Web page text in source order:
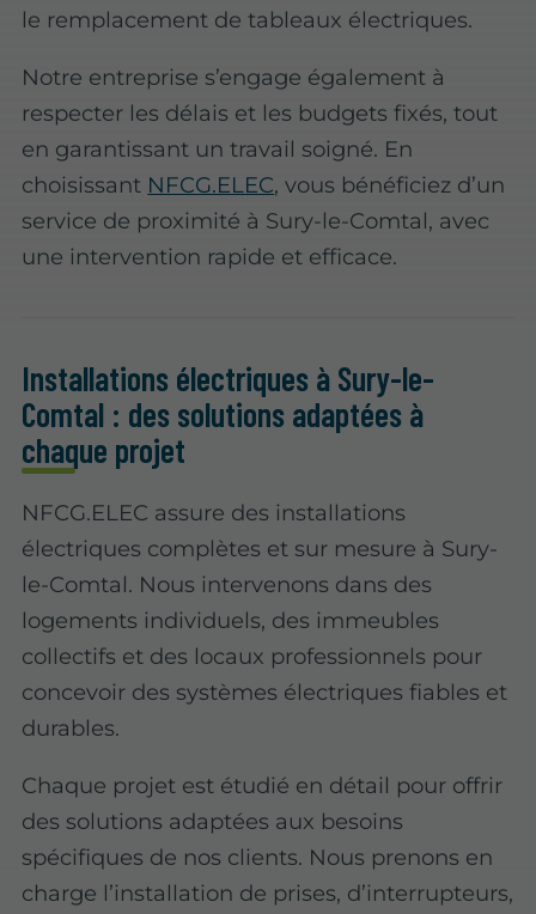
le remplacement de tableaux électriques.
Notre entreprise s’engage également à
respecter les délais et les budgets fixés, tout
en garantissant un travail soigné. En
choisissant NFCG.ELEC, vous bénéficiez d’un
service de proximité à Sury-le-Comtal, avec
une intervention rapide et efficace.
Installations électriques à Sury-le-
Comtal : des solutions adaptées à
chaque projet
NFCG.ELEC assure des installations
électriques complètes et sur mesure à Sury-
le-Comtal. Nous intervenons dans des
logements individuels, des immeubles
collectifs et des locaux professionnels pour
concevoir des systèmes électriques fiables et
durables.
Chaque projet est étudié en détail pour offrir
des solutions adaptées aux besoins
spécifiques de nos clients. Nous prenons en
charge l’installation de prises, d’interrupteurs,